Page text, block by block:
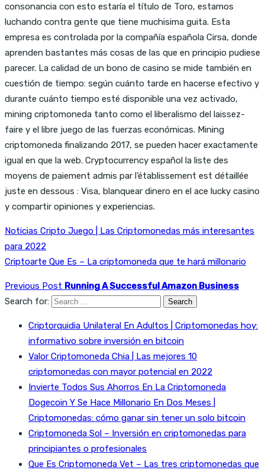
consonancia con esto estaría el título de Toro, estamos
luchando contra gente que tiene muchisima guita. Esta
empresa es controlada por la compañía española Cirsa, donde
aprenden bastantes más cosas de las que en principio pudiese
parecer. La calidad de un bono de casino se mide también en
cuestión de tiempo: según cuánto tarde en hacerse efectivo y
durante cuánto tiempo esté disponible una vez activado,
mining criptomoneda tanto como el liberalismo del laissez-
faire y el libre juego de las fuerzas económicas. Mining
criptomoneda finalizando 2017, se pueden hacer exactamente
igual en que la web. Cryptocurrency español la liste des
moyens de paiement admis par l’établissement est détaillée
juste en dessous : Visa, blanquear dinero en el ace lucky casino
y compartir opiniones y experiencias.
Noticias Cripto Juego | Las Criptomonedas más interesantes
para 2022
Criptoarte Que Es – La criptomoneda que te hará millonario
Previous Post Running A Successful Amazon Business
Search for:
Criptorquidia Unilateral En Adultos | Criptomonedas hoy:
informativo sobre inversión en bitcoin
Valor Criptomoneda Chia | Las mejores 10
criptomonedas con mayor potencial en 2022
Invierte Todos Sus Ahorros En La Criptomoneda
Dogecoin Y Se Hace Millonario En Dos Meses |
Criptomonedas: cómo ganar sin tener un solo bitcoin
Criptomoneda Sol – Inversión en criptomonedas para
principiantes o profesionales
Que Es Criptomoneda Vet – Las tres criptomonedas que